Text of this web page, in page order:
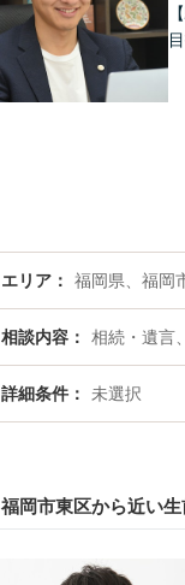
エリア 福岡県、福岡
相談内容 相続・遺言
詳細条件 未選択
福岡市東区から近い